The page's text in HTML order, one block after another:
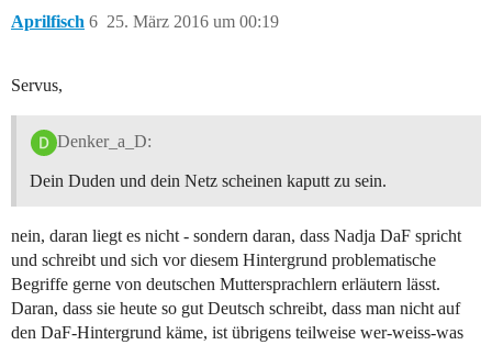
Aprilfisch 25. März 2016 um 00:19
6
Servus,
Denker_a_D:
Dein Duden und dein Netz scheinen kaputt zu sein.
nein, daran liegt es nicht - sondern daran, dass Nadja DaF spricht
und schreibt und sich vor diesem Hintergrund problematische
Begriffe gerne von deutschen Muttersprachlern erläutern lässt.
Daran, dass sie heute so gut Deutsch schreibt, dass man nicht auf
den DaF-Hintergrund käme, ist übrigens teilweise wer-weiss-was